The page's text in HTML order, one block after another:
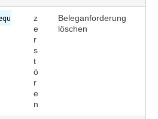
z
e
r
s
t
ö
r
e
n
Beleganforderung
löschen